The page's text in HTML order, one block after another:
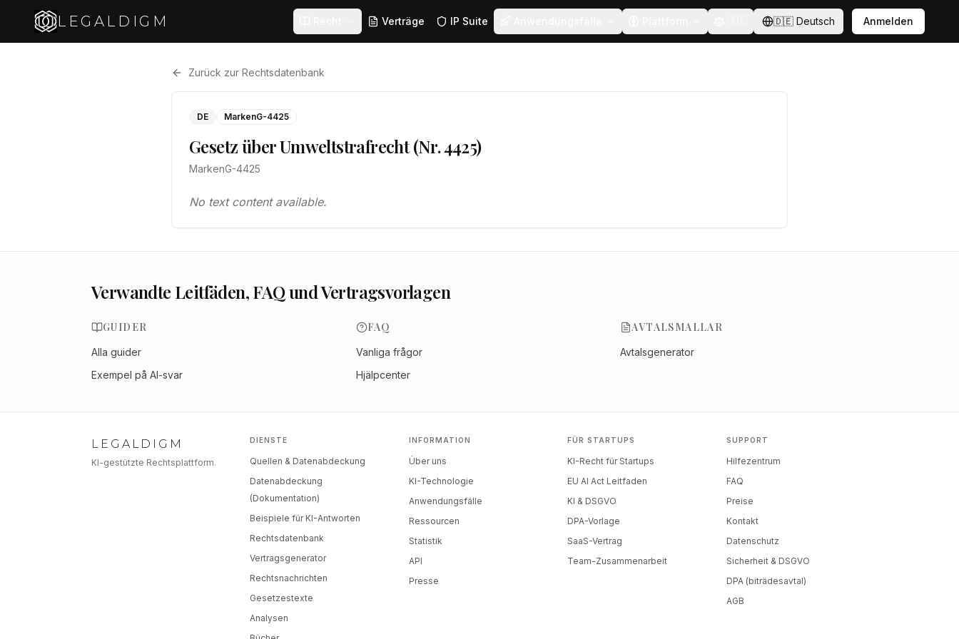
LEGALDIGM Verträge IP Suite 🇩🇪 Deutsch Anmelden
Zurück zur Rechtsdatenbank
DE MarkenG-4425
Gesetz über Umweltstrafrecht (Nr. 4425)
MarkenG-4425
No text content available.
Verwandte Leitfäden, FAQ und Vertragsvorlagen
GUIDER
Alla guider
Exempel på AI-svar
FAQ
Vanliga frågor
Hjälpcenter
AVTALSMALLAR
Avtalsgenerator
LEGALDIGM
KI-gestützte Rechtsplattform.
DIENSTE
Quellen & Datenabdeckung
Datenabdeckung
(Dokumentation)
Beispiele für KI-Antworten
Rechtsdatenbank
Vertragsgenerator
Rechtsnachrichten
Gesetzestexte
Analysen
INFORMATION
Über uns
KI-Technologie
Anwendungsfälle
Ressourcen
Statistik
API
Presse
FÜR STARTUPS
KI-Recht für Startups
EU AI Act Leitfaden
KI & DSGVO
DPA-Vorlage
SaaS-Vertrag
Team-Zusammenarbeit
SUPPORT
Hilfezentrum
FAQ
Preise
Kontakt
Datenschutz
Sicherheit & DSGVO
DPA (biträdesavtal)
AGB